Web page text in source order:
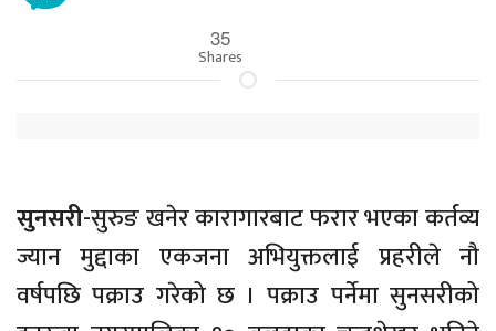
35
Shares
सुनसरी-सुरुङ खनेर कारागारबाट फरार भएका कर्तव्य
ज्यान मुद्दाका एकजना अभियुक्तलाई प्रहरीले नौ
वर्षपछि पक्राउ गरेको छ । पक्राउ पर्नेमा सुनसरीको